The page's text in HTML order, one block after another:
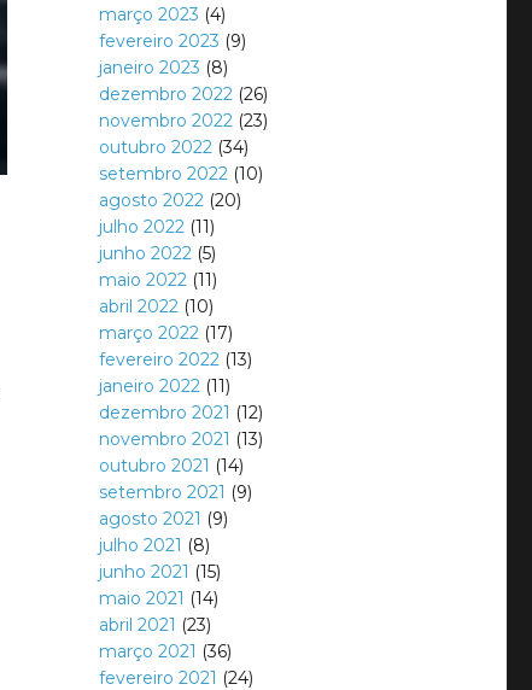
março 2023 (4)
fevereiro 2023 (9)
janeiro 2023 (8)
dezembro 2022 (26)
novembro 2022 (23)
outubro 2022 (34)
setembro 2022 (10)
agosto 2022 (20)
julho 2022 (11)
junho 2022 (5)
maio 2022 (11)
abril 2022 (10)
março 2022 (17)
fevereiro 2022 (13)
janeiro 2022 (11)
dezembro 2021 (12)
novembro 2021 (13)
outubro 2021 (14)
setembro 2021 (9)
agosto 2021 (9)
julho 2021 (8)
junho 2021 (15)
maio 2021 (14)
abril 2021 (23)
março 2021 (36)
fevereiro 2021 (24)